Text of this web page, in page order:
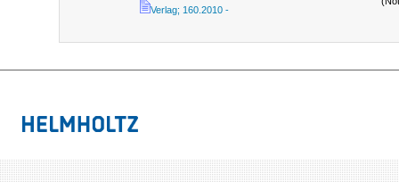
Verlag; 160.2010 -